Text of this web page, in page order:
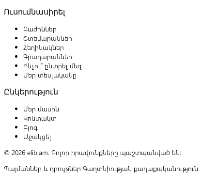
Ուսումնասիրել
Բաժիններ
Շտեմարաններ
Հեղինակներ
Գրադարաններ
Ինչու՞ ընտրել մեզ
Մեր տեսլականը
Ընկերություն
Մեր մասին
Կոնտակտ
Բլոգ
Աջակցել
© 2026 elib.am. Բոլոր իրավունքները պաշտպանված են:
Պայմաններ և դրույթներ Գաղտնիության քաղաքականություն